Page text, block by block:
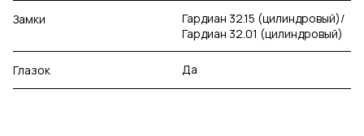
Замки
Гардиан 32.15 (цилиндровый)/
Гардиан 32.01 (цилиндровый)
Глазок Да